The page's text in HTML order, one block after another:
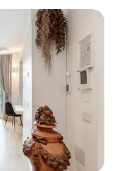
appréciés